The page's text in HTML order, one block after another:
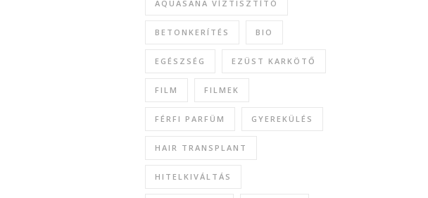
AQUASANA VÍZTISZTÍTÓ
BETONKERÍTÉS BIO
EGÉSZSÉG EZÜST KARKÖTŐ
FILM FILMEK
FÉRFI PARFÜM GYEREKÜLÉS
HAIR TRANSPLANT
HITELKIVÁLTÁS